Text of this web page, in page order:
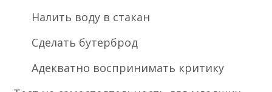
Налить воду в стакан
Сделать бутерброд
Адекватно воспринимать критику